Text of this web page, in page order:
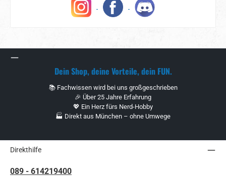
Dein Shop, deine Vorteile, dein FUN.
📚 Fachwissen wird bei uns großgeschrieben
🎉 Über 25 Jahre Erfahrung
💖 Ein Herz fürs Nerd-Hobby
🏭 Direkt aus München – ohne Umwege
Direkthilfe
089 - 614219400